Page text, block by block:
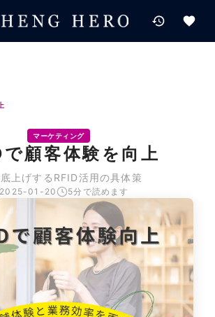
キップ
マーケティング
顧客体験を向上
上げするRFID活用の具体策
2025-01-20 5分で読めます